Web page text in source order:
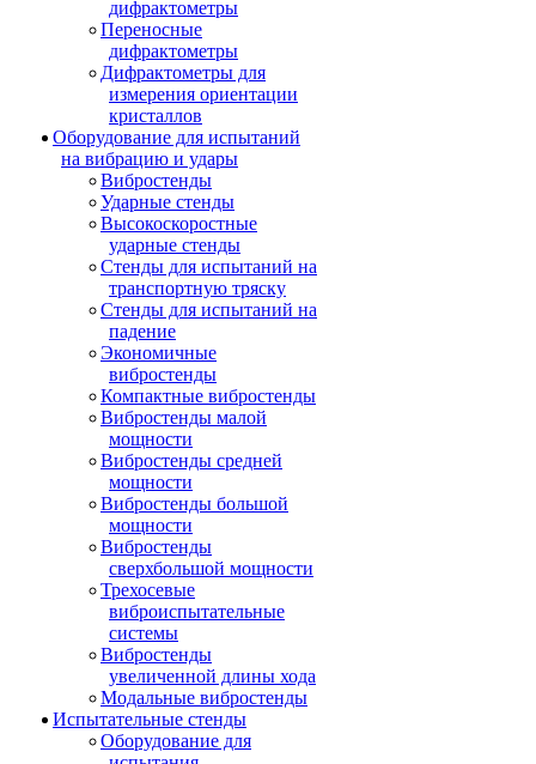
дифрактометры
Переносные
дифрактометры
Дифрактометры для
измерения ориентации
кристаллов
Оборудование для испытаний
на вибрацию и удары
Вибростенды
Ударные стенды
Высокоскоростные
ударные стенды
Стенды для испытаний на
транспортную тряску
Стенды для испытаний на
падение
Экономичные
вибростенды
Компактные вибростенды
Вибростенды малой
мощности
Вибростенды средней
мощности
Вибростенды большой
мощности
Вибростенды
сверхбольшой мощности
Трехосевые
виброиспытательные
системы
Вибростенды
увеличенной длины хода
Модальные вибростенды
Испытательные стенды
Оборудование для